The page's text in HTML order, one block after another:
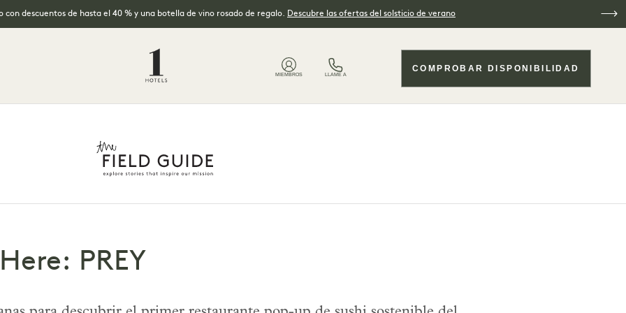
descuentos de hasta el 40 % y una botella de vino rosado de regalo. Descubre las ofertas del solsticio de verano
MIEMBROS LLAME A
COMPROBAR DISPONIBILIDAD
PREY